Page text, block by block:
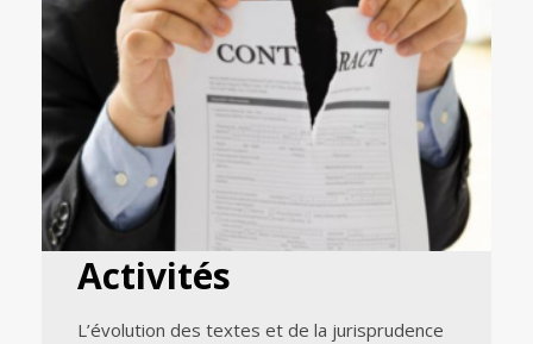
Activités
L’évolution des textes et de la jurisprudence